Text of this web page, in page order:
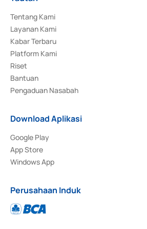
Tentang Kami
Layanan Kami
Kabar Terbaru
Platform Kami
Riset
Bantuan
Pengaduan Nasabah
Download Aplikasi
Google Play
App Store
Windows App
Perusahaan Induk